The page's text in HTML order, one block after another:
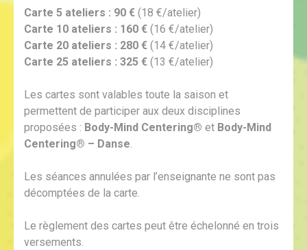
Carte 5 ateliers : 90 € (18 €/atelier)
Carte 10 ateliers : 160 € (16 €/atelier)
Carte 20 ateliers : 280 € (14 €/atelier)
Carte 25 ateliers : 325 € (13 €/atelier)
Les cartes sont valables toute la saison et
permettent de participer aux deux disciplines
proposées : Body-Mind Centering® et Body-Mind
Centering® – Danse.
Les séances annulées par l’enseignante ne sont pas
décomptées de la carte.
Le règlement des cartes peut être échelonné en trois
versements.